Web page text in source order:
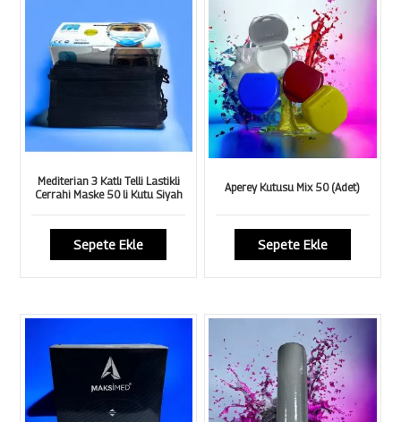
Mediterian 3 Katlı Telli Lastikli
Cerrahi Maske 50 li Kutu Siyah
Sepete Ekle
Aperey Kutusu Mix 50 (Adet)
Sepete Ekle